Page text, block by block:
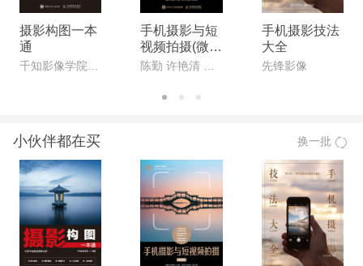
摄影构图一本
通
千知影像学院 编著
手机摄影与短
视频拍摄(微课
版)
陈勤 许艳清 主编
手机摄影技法
大全
先锋影像
小伙伴都在买 换一批